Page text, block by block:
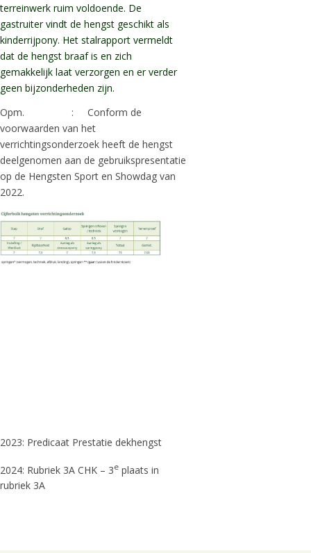
terreinwerk ruim voldoende. De
gastruiter vindt de hengst geschikt als
kinderrijpony. Het stalrapport vermeldt
dat de hengst braaf is en zich
gemakkelijk laat verzorgen en er verder
geen bijzonderheden zijn.
Opm. : Conform de
voorwaarden van het
verrichtingsonderzoek heeft de hengst
deelgenomen aan de gebruikspresentatie
op de Hengsten Sport en Showdag van
2022.
2023: Predicaat Prestatie dekhengst
2024: Rubriek 3A CHK – 3e plaats in
rubriek 3A